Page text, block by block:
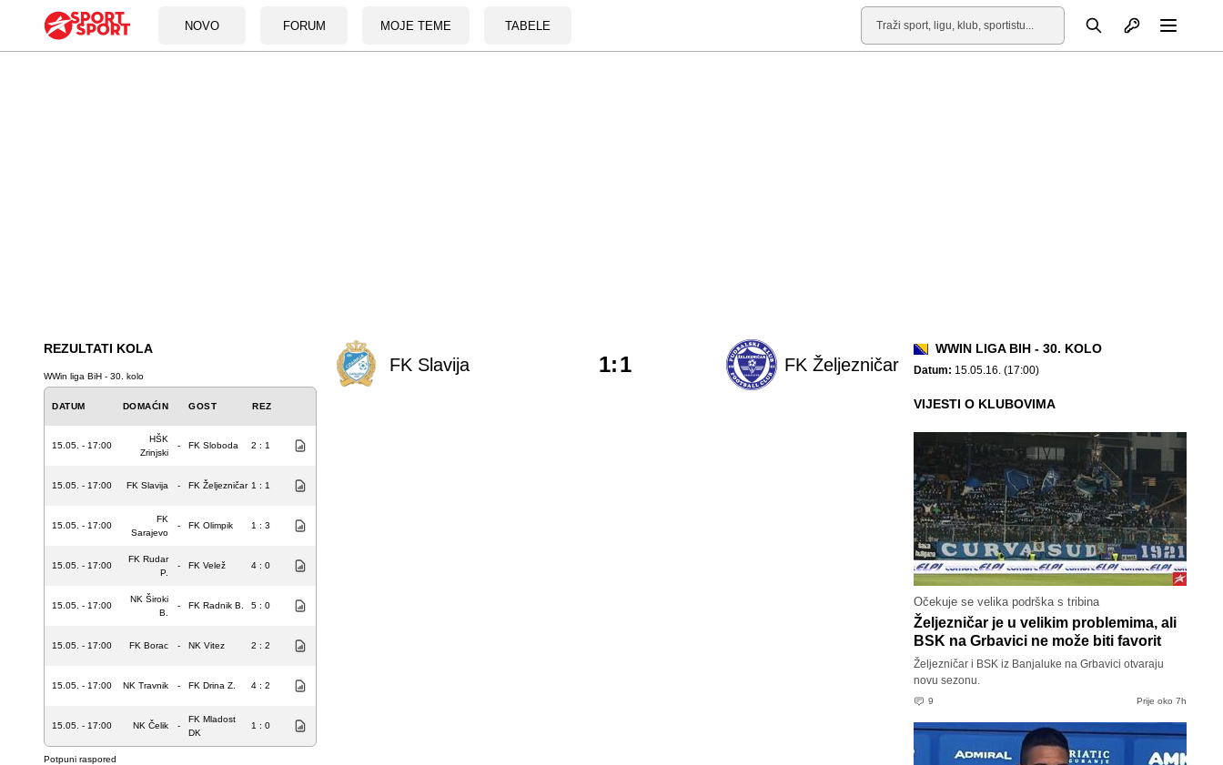
NOVO FORUM MOJE TEME TABELE
Pretraga Otvori profil
REZULTATI KOLA
WWin liga BiH - 30. kolo
DATUM DOMAĆIN GOST REZ
15.05. - 17:00
HŠK
Zrinjski
- FK Sloboda 2 : 1
15.05. - 17:00 FK Slavija - FK Željezničar 1 : 1
15.05. - 17:00
FK
Sarajevo
- FK Olimpik 1 : 3
15.05. - 17:00
FK Rudar
P.
- FK Velež 4 : 0
15.05. - 17:00
NK Široki
B.
- FK Radnik B. 5 : 0
15.05. - 17:00 FK Borac - NK Vitez 2 : 2
15.05. - 17:00 NK Travnik - FK Drina Z. 4 : 2
15.05. - 17:00 NK Čelik -
FK Mladost
DK
1 : 0
Potpuni raspored
FK Slavija FK Željezničar
1:1
WWIN LIGA BIH - 30. KOLO
Datum: 15.05.16. (17:00)
VIJESTI O KLUBOVIMA
Očekuje se velika podrška s tribina
Željezničar je u velikim problemima, ali
BSK na Grbavici ne može biti favorit
Željezničar i BSK iz Banjaluke na Grbavici otvaraju
novu sezonu.
9 Prije oko 7h